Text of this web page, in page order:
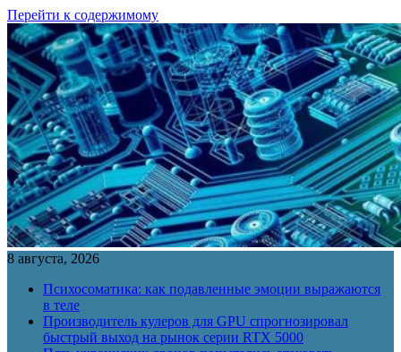
Перейти к содержимому
8 августа, 2026
Психосоматика: как подавленные эмоции выражаются
в теле
Производитель кулеров для GPU спрогнозировал
быстрый выход на рынок серии RTX 5000